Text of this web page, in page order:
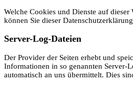
Welche Cookies und Dienste auf dieser
können Sie dieser
Server-Log-Dateien
Der Provider der Seiten erhebt und
Informationen in so genannten Server-
automatisch an uns übermittelt. Dies